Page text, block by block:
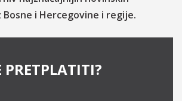
Bosne i Hercegovine i regije.
PRETPLATITI?